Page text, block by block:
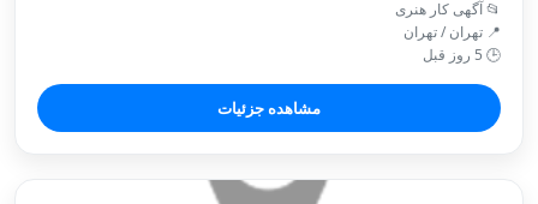
📂 آگهی کار هنری
📍 تهران / تهران
🕒 5 روز قبل
مشاهده جزئیات